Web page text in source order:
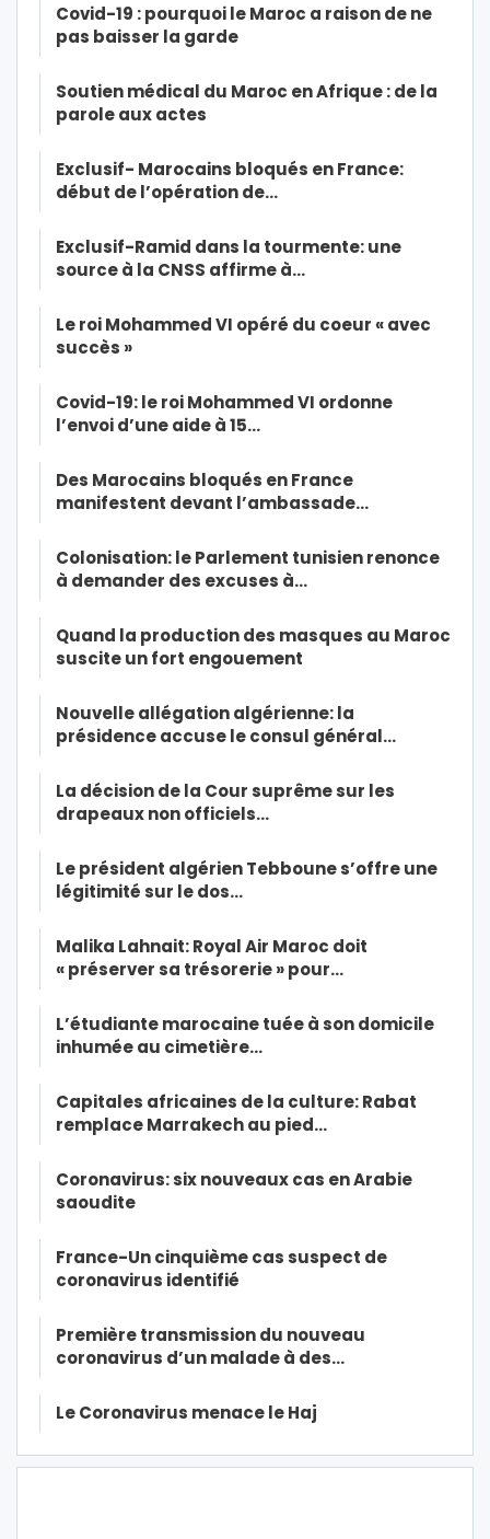
Covid-19 : pourquoi le Maroc a raison de ne
pas baisser la garde
Soutien médical du Maroc en Afrique : de la
parole aux actes
Exclusif- Marocains bloqués en France:
début de l’opération de…
Exclusif-Ramid dans la tourmente: une
source à la CNSS affirme à…
Le roi Mohammed VI opéré du coeur « avec
succès »
Covid-19: le roi Mohammed VI ordonne
l’envoi d’une aide à 15…
Des Marocains bloqués en France
manifestent devant l’ambassade…
Colonisation: le Parlement tunisien renonce
à demander des excuses à…
Quand la production des masques au Maroc
suscite un fort engouement
Nouvelle allégation algérienne: la
présidence accuse le consul général…
La décision de la Cour suprême sur les
drapeaux non officiels…
Le président algérien Tebboune s’offre une
légitimité sur le dos…
Malika Lahnait: Royal Air Maroc doit
« préserver sa trésorerie » pour…
L’étudiante marocaine tuée à son domicile
inhumée au cimetière…
Capitales africaines de la culture: Rabat
remplace Marrakech au pied…
Coronavirus: six nouveaux cas en Arabie
saoudite
France-Un cinquième cas suspect de
coronavirus identifié
Première transmission du nouveau
coronavirus d’un malade à des…
Le Coronavirus menace le Haj